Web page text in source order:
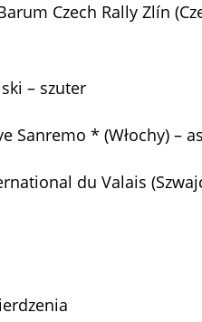
Czech Rally Zlín
– szuter
Sanremo * (Włochy) –
du Valais